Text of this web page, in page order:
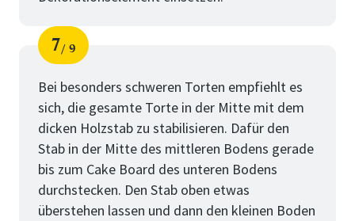
Schritt
7
von
9
Bei besonders schweren Torten empfiehlt es
sich, die gesamte Torte in der Mitte mit dem
dicken Holzstab zu stabilisieren. Dafür den
Stab in der Mitte des mittleren Bodens gerade
bis zum Cake Board des unteren Bodens
durchstecken. Den Stab oben etwas
überstehen lassen und dann den kleinen Boden